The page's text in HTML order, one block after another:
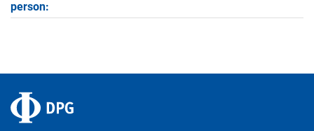
person: